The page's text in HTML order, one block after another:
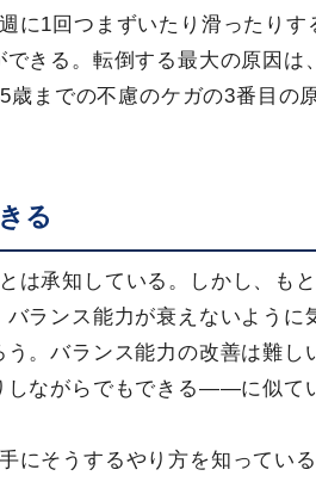
に1回つまずいたり滑ったりす
きる。転倒する最大の原因は
歳までの不慮のケガの3番目の
る
は承知している。しかし、も
ランス能力が衰えないように
。バランス能力の改善は難し
ながらでもできる――に似て
にそうするやり方を知ってい